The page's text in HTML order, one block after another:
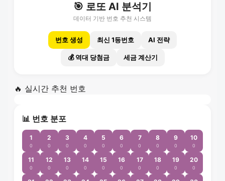
🎯 로또 AI 분석기
데이터 기반 번호 추천 시스템
번호 생성 최신 1등번호 AI 전략
💰 역대 당첨금 세금 계산기
🔥 실시간 추천 번호
📊 번호 분포
1
0
2
0
3
0
4
0
5
0
6
0
7
0
8
0
9
0
10
0
11
0
12
0
13
0
14
0
15
0
16
0
17
0
18
0
19
0
20
0